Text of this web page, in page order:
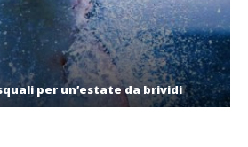
per un’estate da brividi